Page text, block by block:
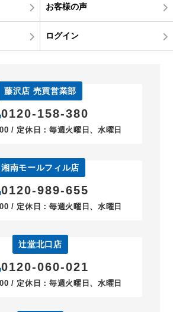
お客様の声
ログイン
藤沢店 売買営業部
0120-158-380
/ 定休日：毎週火曜日、水曜日
湘南モールフィル店
0120-989-655
/ 定休日：毎週火曜日、水曜日
辻堂北口店
0120-060-021
/ 定休日：毎週火曜日、水曜日